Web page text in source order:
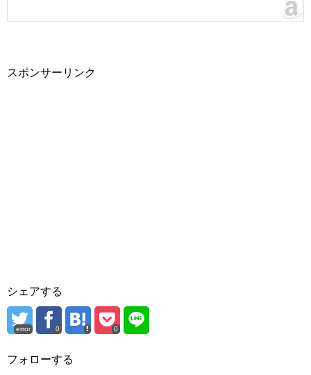
スポンサーリンク
シェアする
error 0 0
フォローする